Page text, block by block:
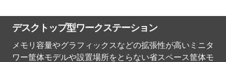
デスクトップ型ワークステーション
メモリ容量やグラフィックスなどの拡張性が高いミニタ
ワー筐体モデルや設置場所をとらない省スペース筐体モ